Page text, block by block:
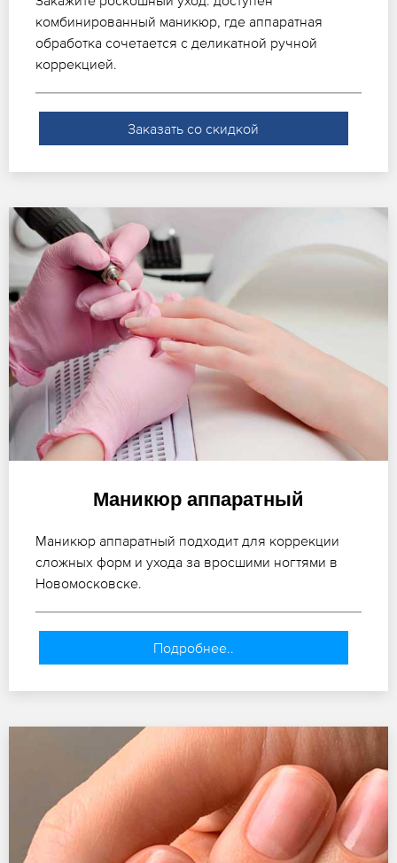
комбинированный маникюр, где аппаратная
обработка сочетается с деликатной ручной
коррекцией.
Заказать со скидкой
Маникюр аппаратный
Маникюр аппаратный подходит для коррекции
сложных форм и ухода за вросшими ногтями в
Новомосковске.
Подробнее..